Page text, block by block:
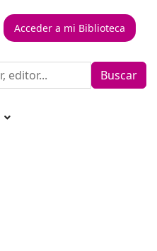
Acceder a mi Biblioteca
Buscar